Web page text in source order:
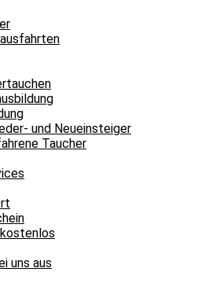
und Neueinsteiger
Taucher
uns aus